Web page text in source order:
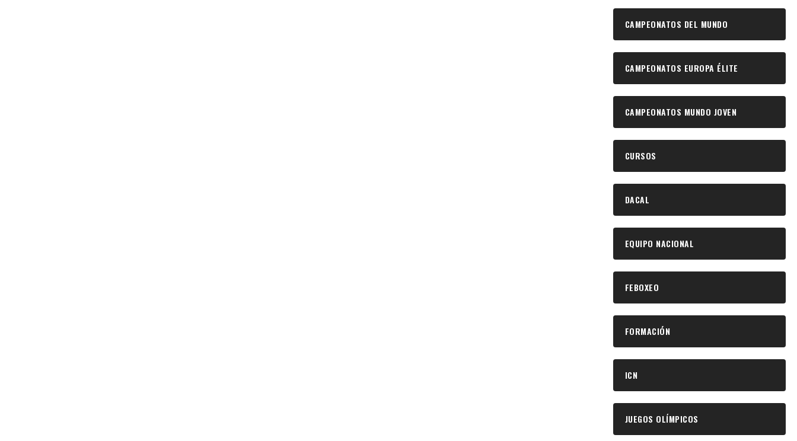
CAMPEONATOS DEL MUNDO
CAMPEONATOS EUROPA ÉLITE
CAMPEONATOS MUNDO JOVEN
CURSOS
DACAL
EQUIPO NACIONAL
FEBOXEO
FORMACIÓN
ICN
JUEGOS OLÍMPICOS